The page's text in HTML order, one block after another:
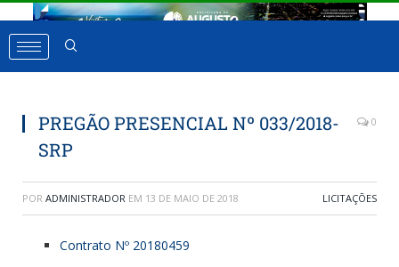
PREGÃO PRESENCIAL Nº 033/2018-
SRP
0
POR ADMINISTRADOR EM 13 DE MAIO DE 2018 LICITAÇÕES
Contrato Nº 20180459